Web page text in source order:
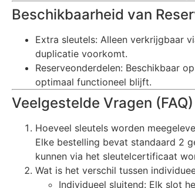
Beschikbaarheid van
Extra sleutels: Alleen verkrijgbaar
duplicatie voorkomt.
Reserveonderdelen: Beschikbaar
optimaal functioneel blijft.
Veelgestelde Vragen (FAQ)
Hoeveel sleutels worden
Elke bestelling bevat standaard 2
kunnen via het sleutelcertificaat
Wat is het verschil tussen
Individueel sluitend: Elk slot